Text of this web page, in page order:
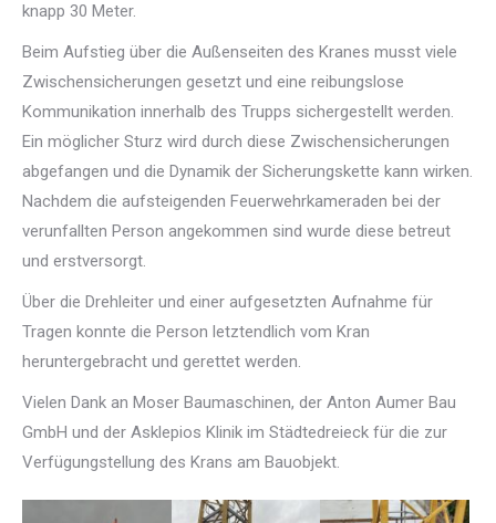
knapp 30 Meter.
Beim Aufstieg über die Außenseiten des Kranes musst viele
Zwischensicherungen gesetzt und eine reibungslose
Kommunikation innerhalb des Trupps sichergestellt werden.
Ein möglicher Sturz wird durch diese Zwischensicherungen
abgefangen und die Dynamik der Sicherungskette kann wirken.
Nachdem die aufsteigenden Feuerwehrkameraden bei der
verunfallten Person angekommen sind wurde diese betreut
und erstversorgt.
Über die Drehleiter und einer aufgesetzten Aufnahme für
Tragen konnte die Person letztendlich vom Kran
heruntergebracht und gerettet werden.
Vielen Dank an Moser Baumaschinen, der Anton Aumer Bau
GmbH und der Asklepios Klinik im Städtedreieck für die zur
Verfügungstellung des Krans am Bauobjekt.